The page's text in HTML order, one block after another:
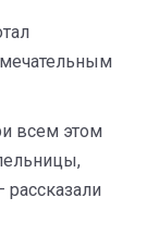
всем этом
рассказали